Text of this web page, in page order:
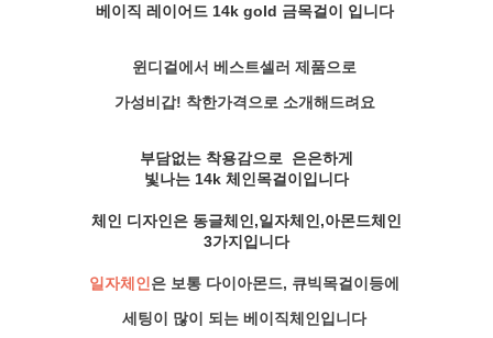
베이직 레이어드 14k gold 금목걸이 입니다
윈디걸에서 베스트셀러 제품으로
가성비갑! 착한가격으로 소개해드려요
부담없는 착용감으로 은은하게
빛나는 14k 체인목걸이입니다
체인 디자인은 동글체인,일자체인,아몬드체인
3가지입니다
일자체인 은 보통 다이아몬드, 큐빅목걸이등에
세팅이 많이 되는 베이직체인입니다